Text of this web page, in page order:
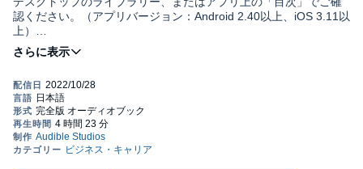
認ください。（アプリバージョン：Android 2.40以上、iOS 3.11以
上）
【15万部のベストセラー『世界最高の話し方』の著者が、日常生
説！約２年かけて完全書き下ろし！】
【「雑談力」が上がると、仕事・日常生活の、あらゆる場面、あ
らゆ人間関係で、「本当に得する」ことが多い！「メリット」し
かない！】
【「雑談が苦手な人」も、あっという間に、この１冊で上手くな
©岡本 純子 (P)2022 Audible, Inc.